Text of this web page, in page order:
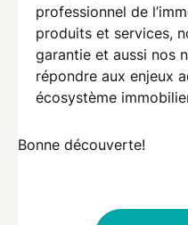
professionnel de
produits et services,
garantie et aussi nos
répondre aux enjeux
écosystème
Bonne découverte!